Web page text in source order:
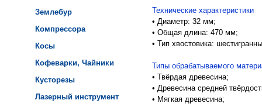
Землебур
Компрессора
Косы
Кофеварки, Чайники
Кусторезы
Лазерный инструмент
Технические характеристики
• Диаметр: 32 мм;
• Общая длина: 470 мм;
• Тип хвостовика:
Типы обрабатываемого
• Твёрдая древесина;
• Древесина средней
• Мягкая древесина;